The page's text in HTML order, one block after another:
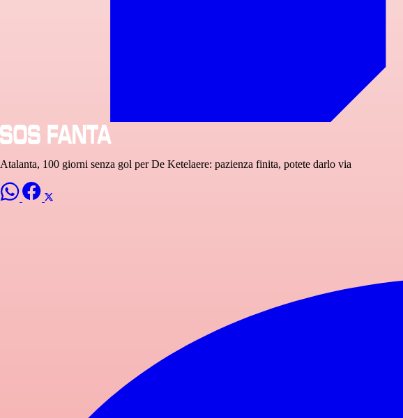
Atalanta, 100 giorni senza gol per De Ketelaere: pazienza finita, potete darlo via